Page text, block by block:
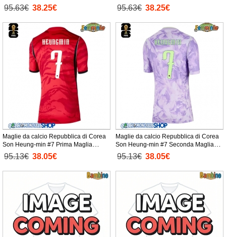
Mondiali 2026 Manica Corta
95.63€ 38.25€
Mondiali 2026 Manica Corta
95.63€ 38.25€
Maglie da calcio Repubblica di Corea
Son Heung-min #7 Prima Maglia
95.13€ 38.05€
Maglie da calcio Repubblica di Corea
Son Heung-min #7 Seconda Maglia
95.13€ 38.05€